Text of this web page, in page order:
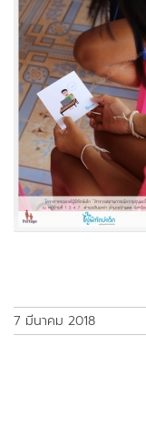
7 มีนาคม 2018